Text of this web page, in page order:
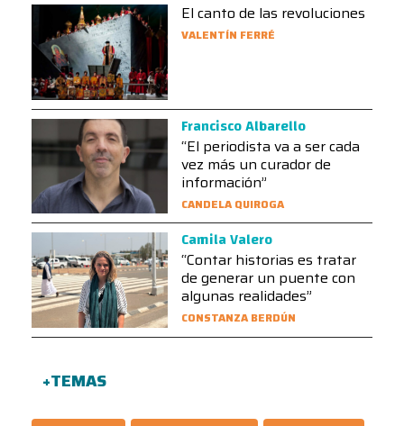
El canto de las revoluciones
VALENTÍN FERRÉ
Francisco Albarello
“El periodista va a ser cada
vez más un curador de
información”
CANDELA QUIROGA
Camila Valero
“Contar historias es tratar
de generar un puente con
algunas realidades”
CONSTANZA BERDÚN
+TEMAS